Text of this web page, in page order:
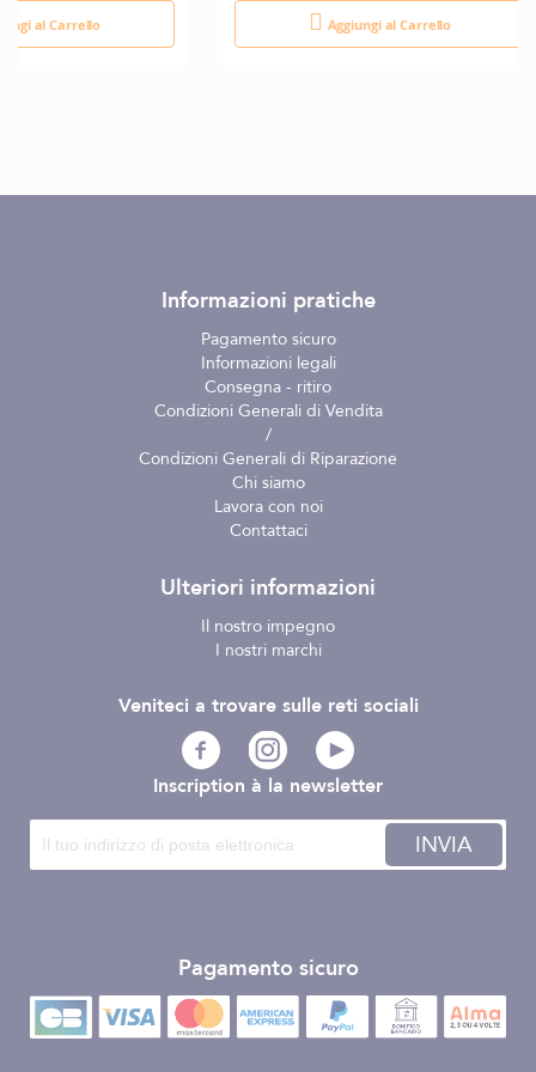
al Carrello Aggiungi al Carrello
Informazioni pratiche
Pagamento sicuro
Informazioni legali
Consegna - ritiro
Condizioni Generali di Vendita
/
Condizioni Generali di Riparazione
Chi siamo
Lavora con noi
Contattaci
Ulteriori informazioni
Il nostro impegno
I nostri marchi
Inscription à la newsletter
INVIA
Pagamento sicuro
Veniteci a trovare sulle reti sociali